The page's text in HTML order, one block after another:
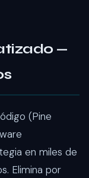
—
(Pine
en miles de
Elimina por